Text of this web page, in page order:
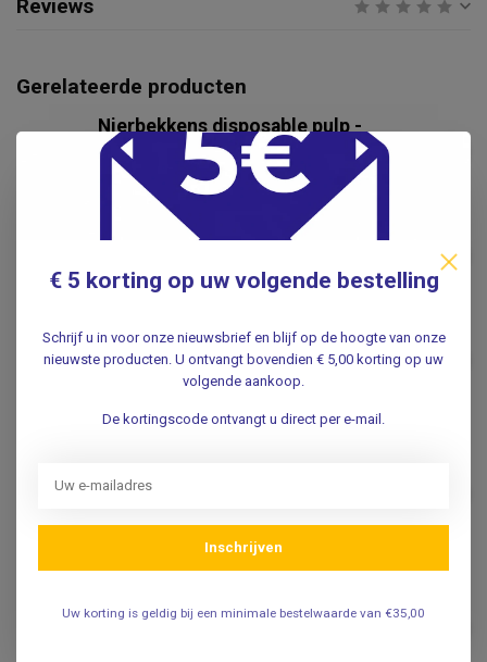
Reviews
Gerelateerde producten
Nierbekkens disposable pulp -
50 stuks
€8,95
Kocher arterieklem
.
​MoliCare® Onderleggers
Premium 40x60cm (30st.)
€8,95
Premium Bed Mat | 5 drops |
30stuks
Nierbekkens disposable pulp
- 300stuks (6x50)
€ 5 korting op uw volgende bestelling
Schrijf u in voor onze nieuwsbrief en blijf op de hoogte van onze
nieuwste producten. U ontvangt bovendien € 5,00 korting op uw
volgende aankoop.
De kortingscode ontvangt u direct per e-mail.
Inschrijven
Uw korting is geldig bij een minimale bestelwaarde van €35,00